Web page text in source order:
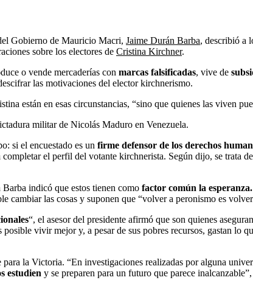
Gobierno de Mauricio Macri, Jaime Durán Barba, describió a
sobre los electores de Cristina Kirchner.
o vende mercaderías con marcas falsificadas, vive de
las motivaciones del elector kirchnerismo.
están en esas circunstancias, “sino que quienes las viven
militar de Nicolás Maduro en Venezuela.
si el encuestado es un firme defensor de los derechos
el perfil del votante kirchnerista. Según dijo, se trata
indicó que estos tienen como factor común la
cambiar las cosas y suponen que “volver a peronismo es
“, el asesor del presidente afirmó que son quienes
vivir mejor y, a pesar de sus pobres recursos, gastan lo
la Victoria. “En investigaciones realizadas por alguna
estudien y se preparen para un futuro que parece